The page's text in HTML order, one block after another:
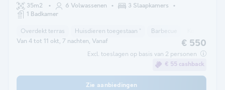
35m2 6 Volwassenen
3 Slaapkamers
1 Badkamer
Overdekt terras Huisdieren toegestaan * Barbecue
Van 4 tot 11 okt, 7 nachten, Vanaf € 550
Excl. toeslagen op basis van 2 personen
€ 55 cashback
Zie aanbiedingen